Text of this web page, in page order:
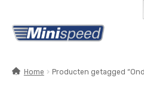
Ga
door
navigatie
Ga
naar
inhoudHome Producten getagged